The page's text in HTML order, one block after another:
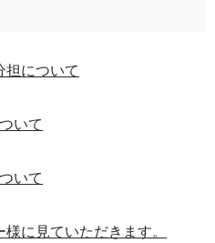
担について
いて
いて
に見ていただきます。